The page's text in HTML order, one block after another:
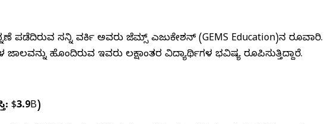
ಪಡೆದಿರುವ ಸನ್ನಿ ವರ್ಕಿ ಅವರು ಜೆಮ್ಸ್ ಎಜುಕೇಶನ್ (GEMS Education)ನ ರೂವಾರಿ.
ಜಾಲವನ್ನು ಹೊಂದಿರುವ ಇವರು ಲಕ್ಷಾಂತರ ವಿದ್ಯಾರ್ಥಿಗಳ ಭವಿಷ್ಯ ರೂಪಿಸುತ್ತಿದ್ದಾರೆ.
$3.9B)